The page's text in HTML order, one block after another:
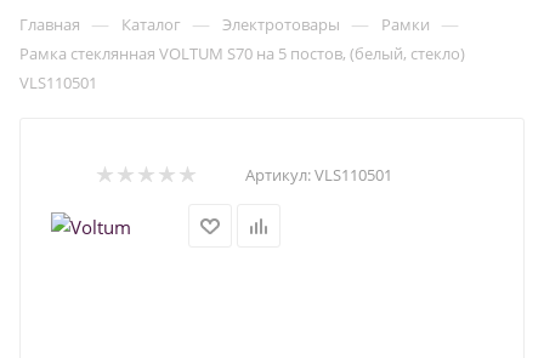
Главная — Каталог — Электротовары — Рамки —
Рамка стеклянная VOLTUM S70 на 5 постов, (белый, стекло)
VLS110501
Артикул:VLS110501